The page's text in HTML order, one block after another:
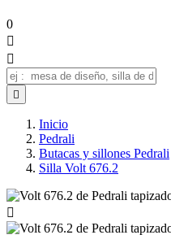
0



Inicio
Pedrali
Butacas y sillones Pedrali
Silla Volt 676.2
